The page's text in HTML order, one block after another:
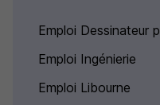
Emploi Dessinateur
Emploi Ingénierie
Emploi Libourne